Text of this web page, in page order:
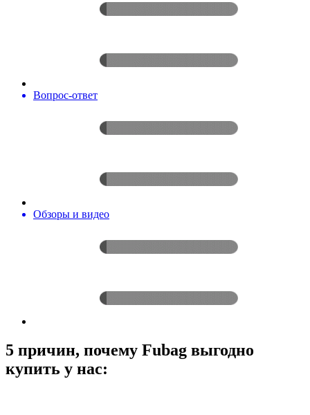
Вопрос-ответ
Обзоры и видео
5 причин, почему Fubag выгодно
купить у нас: